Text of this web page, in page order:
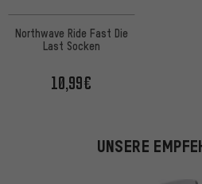
Northwave Ride Fast Die
Last Socken
10,99€
UNSERE